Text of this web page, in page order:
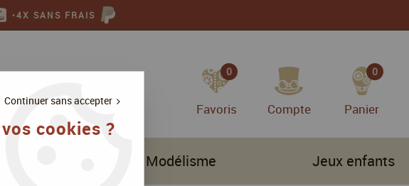
•4X SANS FRAIS
0
Favoris Compte
0
Panier
Modélisme Jeux enfants
Continuer sans accepter
cookies ?